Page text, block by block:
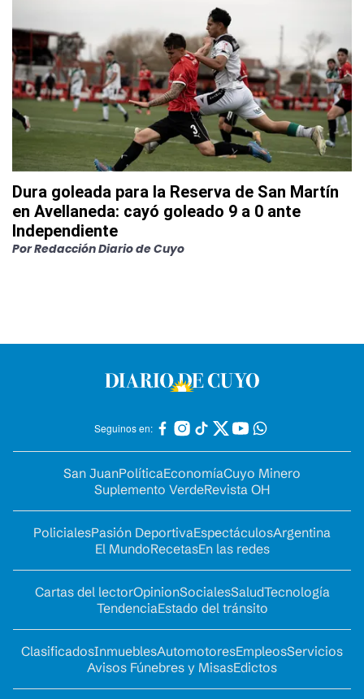
Dura goleada para la Reserva de San Martín
en Avellaneda: cayó goleado 9 a 0 ante
Independiente
PorRedacción Diario de Cuyo
Seguinos en:
San JuanPolíticaEconomíaCuyo Minero
Suplemento VerdeRevista OH
PolicialesPasión DeportivaEspectáculosArgentina
El MundoRecetasEn las redes
Cartas del lectorOpinionSocialesSaludTecnología
TendenciaEstado del tránsito
ClasificadosInmueblesAutomotoresEmpleosServicios
Avisos Fúnebres y MisasEdictos